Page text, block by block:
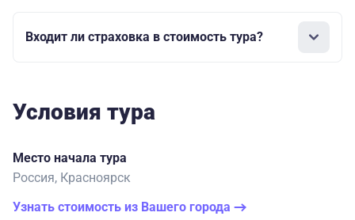
Входит ли страховка в стоимость тура?
Условия тура
Место начала тура
Россия, Красноярск
Узнать стоимость из Вашего города